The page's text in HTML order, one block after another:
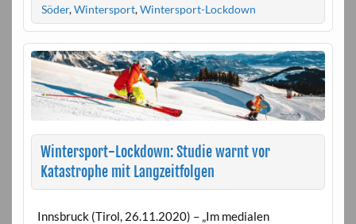
Söder,Wintersport,Wintersport-Lockdown
Wintersport-Lockdown: Studie warnt vor
Katastrophe mit Langzeitfolgen
Innsbruck (Tirol, 26.11.2020) – „Im medialen